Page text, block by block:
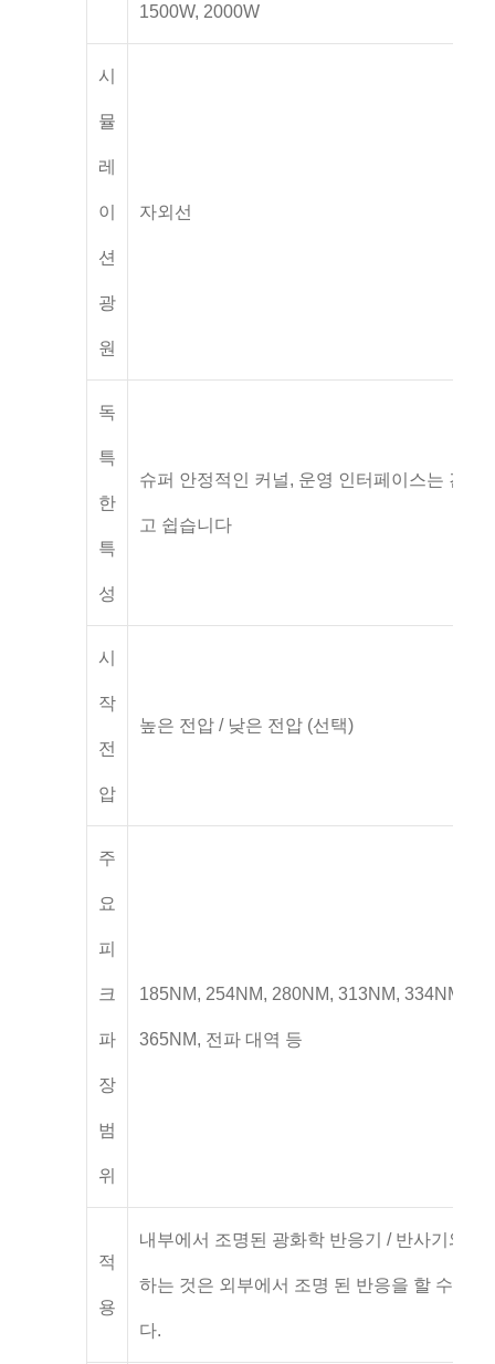
1500W, 2000W
시
뮬
레
이
션
광
원
자외선
독
특
한
특
성
슈퍼 안정적인 커널, 운영 인터페이스는 간단
고 쉽습니다
시
작
전
압
높은 전압 / 낮은 전압 (선택)
주
요
피
크
파
장
범
위
185NM, 254NM, 280NM, 313NM, 334NM,
365NM, 전파 대역 등
적
용
내부에서 조명된 광화학 반응기 / 반사기와 일
하는 것은 외부에서 조명 된 반응을 할 수 있
다.